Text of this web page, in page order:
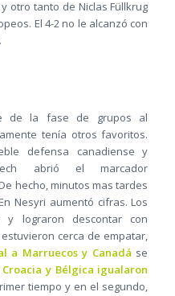
otro tanto de Niclas Füllkrug
El 4-2 no le alcanzó con
de la fase de grupos al
tenía otros favoritos.
defensa canadiense y
abrió el marcador
hecho, minutos mas tardes
Nesyri aumentó cifras. Los
y lograron descontar con
cerca de empatar,
a Marruecos y Canadá se
Croacia y Bélgica igualaron
tiempo y en el segundo,